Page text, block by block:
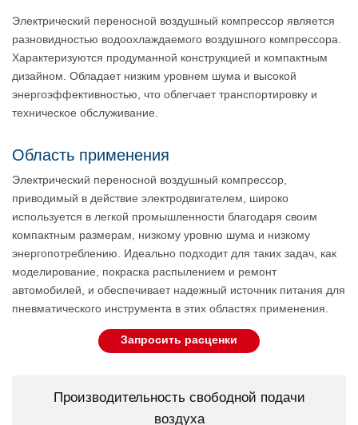
Электрический переносной воздушный компрессор является
разновидностью водоохлаждаемого воздушного компрессора.
Характеризуются продуманной конструкцией и компактным
дизайном. Обладает низким уровнем шума и высокой
энергоэффективностью, что облегчает транспортировку и
техническое обслуживание.
Область применения
Электрический переносной воздушный компрессор,
приводимый в действие электродвигателем, широко
используется в легкой промышленности благодаря своим
компактным размерам, низкому уровню шума и низкому
энергопотреблению. Идеально подходит для таких задач, как
моделирование, покраска распылением и ремонт
автомобилей, и обеспечивает надежный источник питания для
пневматического инструмента в этих областях применения.
Запросить расценки
Производительность свободной подачи
воздуха